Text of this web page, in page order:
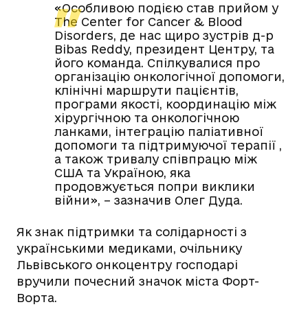
«Особливою подією став прийом у
The Center for Cancer & Blood
Disorders, де нас щиро зустрів д-р
Bibas Reddy, президент Центру, та
його команда. Спілкувалися про
організацію онкологічної допомоги,
клінічні маршрути пацієнтів,
програми якості, координацію між
хірургічною та онкологічною
ланками, інтеграцію паліативної
допомоги та підтримуючої терапії ,
а також тривалу співпрацю між
США та Україною, яка
продовжується попри виклики
війни», – зазначив Олег Дуда.
Як знак підтримки та солідарності з
українськими медиками, очільнику
Львівського онкоцентру господарі
вручили почесний значок міста Форт-
Ворта.